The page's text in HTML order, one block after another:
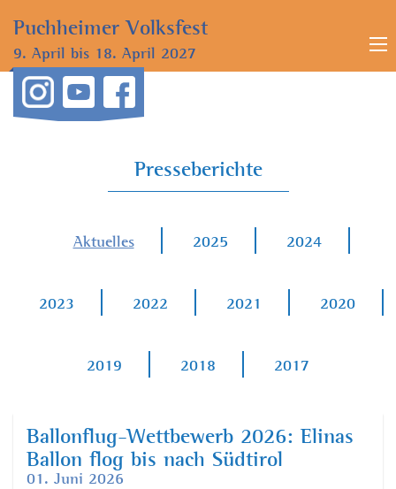
Puchheimer Volksfest
9. April bis 18. April 2027
Presseberichte
Aktuelles 2025 2024
2023 2022 2021 2020
2019 2018 2017
Ballonflug-Wettbewerb 2026: Elinas
Ballon flog bis nach Südtirol
01. Juni 2026